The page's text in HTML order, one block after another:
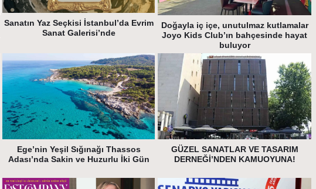
Sanatın Yaz Seçkisi İstanbul’da Evrim
Sanat Galerisi’nde
Doğayla iç içe, unutulmaz kutlamalar
Joyo Kids Club’ın bahçesinde hayat
buluyor
Ege’nin Yeşil Sığınağı Thassos
Adası’nda Sakin ve Huzurlu İki Gün
GÜZEL SANATLAR VE TASARIM
DERNEĞİ’NDEN KAMUOYUNA!